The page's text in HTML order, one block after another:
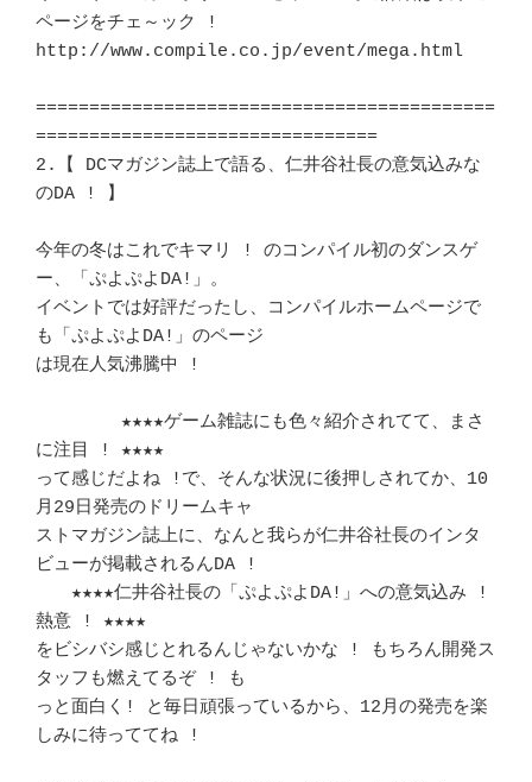
ページをチェ～ック !
http://www.compile.co.jp/event/mega.html
===========================================
================================
2.【 DCマガジン誌上で語る、仁井谷社長の意気込みな
のDA ! 】
今年の冬はこれでキマリ ! のコンパイル初のダンスゲ
ー、「ぷよぷよDA!」。
イベントでは好評だったし、コンパイルホームページで
も「ぷよぷよDA!」のページ
は現在人気沸騰中 !
に注目 ! ★★★★
って感じだよね !で、そんな状況に後押しされてか、10
月29日発売のドリームキャ
ストマガジン誌上に、なんと我らが仁井谷社長のインタ
ビューが掲載されるんDA !
★★★★仁井谷社長の「ぷよぷよDA!」への意気込み !
熱意 ! ★★★★
をビシバシ感じとれるんじゃないかな ! もちろん開発ス
タッフも燃えてるぞ ! も
っと面白く! と毎日頑張っているから、12月の発売を楽
しみに待っててね !